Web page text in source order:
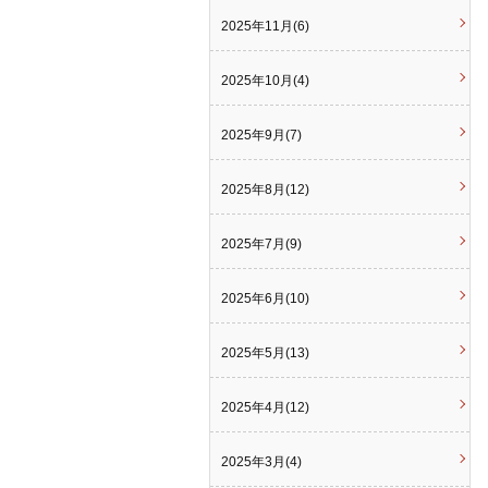
2025年11月(6)
2025年10月(4)
2025年9月(7)
2025年8月(12)
2025年7月(9)
2025年6月(10)
2025年5月(13)
2025年4月(12)
2025年3月(4)